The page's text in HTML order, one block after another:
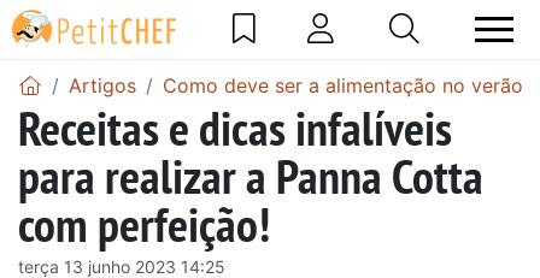
Artigos Como deve ser a alimentação no verão?
Receitas e dicas infalíveis
para realizar a Panna Cotta
com perfeição!
terça 13 junho 2023 14:25